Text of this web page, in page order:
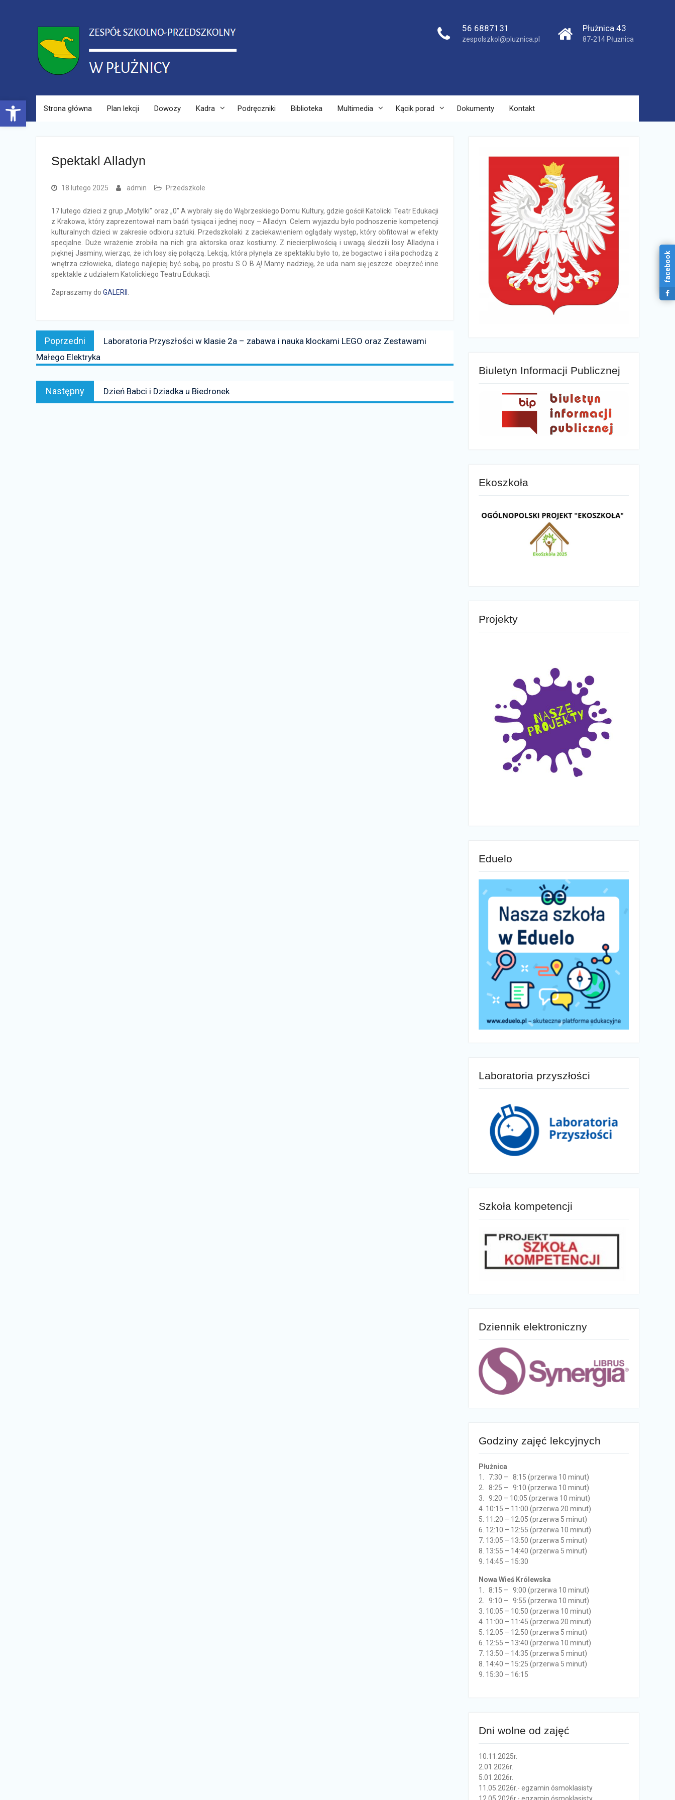
Open toolbar
56 6887131
zespolszkol@pluznica.pl
Płużnica 43
87-214 Płużnica
Strona główna Plan lekcji Dowozy Kadra Podręczniki Biblioteka Multimedia Kącik porad Dokumenty Kontakt
Spektakl Alladyn
18 lutego 2025 admin Przedszkole
17 lutego dzieci z grup „Motylki” oraz „0” A wybrały się do Wąbrzeskiego Domu Kultury, gdzie gościł Katolicki Teatr Edukacji
z Krakowa, który zaprezentował nam baśń tysiąca i jednej nocy – Alladyn. Celem wyjazdu było podnoszenie kompetencji
kulturalnych dzieci w zakresie odbioru sztuki. Przedszkolaki z zaciekawieniem oglądały występ, który obfitował w efekty
specjalne. Duże wrażenie zrobiła na nich gra aktorska oraz kostiumy. Z niecierpliwością i uwagą śledzili losy Alladyna i
pięknej Jasminy, wierząc, że ich losy się połączą. Lekcją, która płynęła ze spektaklu było to, że bogactwo i siła pochodzą z
wnętrza człowieka, dlatego najlepiej być sobą, po prostu S O B Ą! Mamy nadzieję, że uda nam się jeszcze obejrzeć inne
spektakle z udziałem Katolickiego Teatru Edukacji.
Zapraszamy do GALERII
Nawigacja
wpisu
Poprzedni
news:
Laboratoria Przyszłości w klasie 2a – zabawa i nauka klockami LEGO oraz Zestawami
Małego Elektryka
Następny
Następny
news:
Dzień Babci i Dziadka u Biedronek
Biuletyn Informacji Publicznej
Ekoszkoła
Projekty
Eduelo
Laboratoria przyszłości
Szkoła kompetencji
Dziennik elektroniczny
Godziny zajęć lekcyjnych
Płużnica
1. 7:30 – 8:15 (przerwa 10 minut)
2. 8:25 – 9:10 (przerwa 10 minut)
3. 9:20 – 10:05 (przerwa 10 minut)
4. 10:15 – 11:00 (przerwa 20 minut)
5. 11:20 – 12:05 (przerwa 5 minut)
6. 12:10 – 12:55 (przerwa 10 minut)
7. 13:05 – 13:50 (przerwa 5 minut)
8. 13:55 – 14:40 (przerwa 5 minut)
9. 14:45 – 15:30
Nowa Wieś Królewska
1. 8:15 – 9:00 (przerwa 10 minut)
2. 9:10 – 9:55 (przerwa 10 minut)
3. 10:05 – 10:50 (przerwa 10 minut)
4. 11:00 – 11:45 (przerwa 20 minut)
5. 12:05 – 12:50 (przerwa 5 minut)
6. 12:55 – 13:40 (przerwa 10 minut)
7. 13:50 – 14:35 (przerwa 5 minut)
8. 14:40 – 15:25 (przerwa 5 minut)
9. 15:30 – 16:15
Dni wolne od zajęć
10.11.2025r.
2.01.2026r.
5.01.2026r.
11.05.2026r.- egzamin ósmoklasisty
facebook